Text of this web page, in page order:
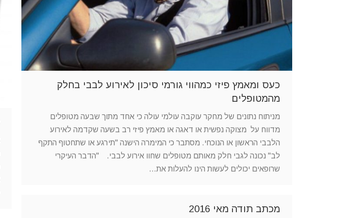
כעס ומאמץ פיזי כמהווי גורמי סיכון לאירוע לבבי בחלק
מהמטופלים
מניתוח נתונים של מחקר עוקבה עולמי עולה כי אחד מתוך שבעה מטופלים
מדווח על מצוקה נפשית או דאגה או מאמץ פיזי רב בשעה שקדמה לאירוע
הלבבי הראשון או הנוכחי. מסתבר כי המימרה הישנה "תירגע או שתחטוף התקף
לב" נכונה לגבי חלק מאותם מטופלים שחוו אירוע לבבי. "הדבר העיקרי
שרופאים יכולים לעשות הינו להעלות את…
מכתב תודה מאי 2016